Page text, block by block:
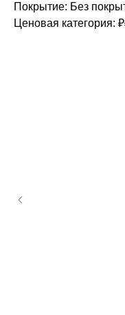
Покрытие: Без
Ценовая категория: